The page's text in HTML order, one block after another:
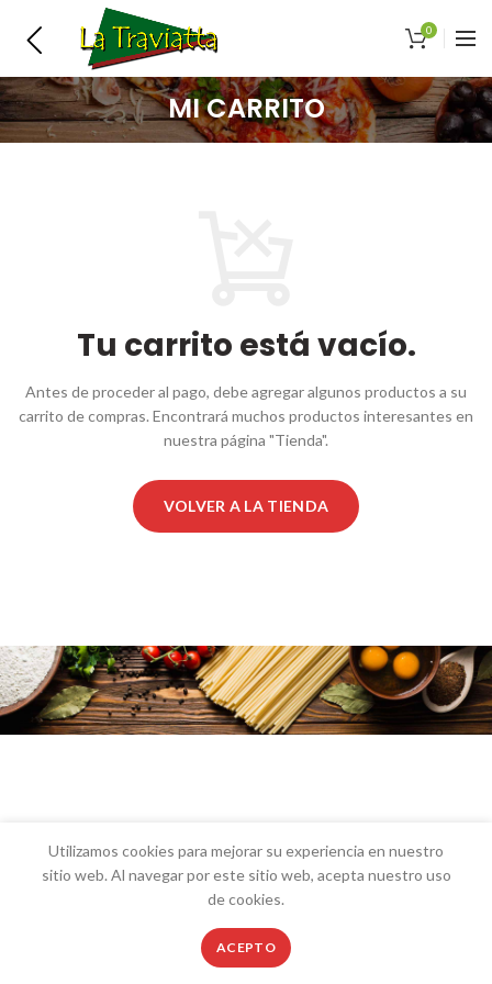
0
MI CARRITO
Tu carrito está vacío.
Antes de proceder al pago, debe agregar algunos productos a su
carrito de compras. Encontrará muchos productos interesantes en
nuestra página "Tienda".
VOLVER A LA TIENDA
Favoritos
Utilizamos cookies para mejorar su experiencia en nuestro
sitio web. Al navegar por este sitio web, acepta nuestro uso
de cookies.
ACEPTO